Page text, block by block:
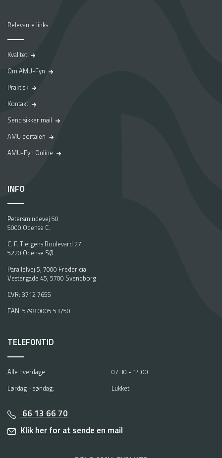
k
a
s
p
A
M
-
F
D
a
t
i
n
e
a
m
u
s
e
n
s
t
d
e
n
Relevante links
Kvalitet
Om AMU-Fyn
Praktisk
Kontakt
Send sikker mail
AMU portalen
AMU-Fyn Online
INFO
Petersmindevej 50
5000 Odense C.
C. F. Tietgens Boulevard 27
5220 Odense SØ.
Parallelvej 5, 7000 Fredericia
Vestergade 45, 5700 Svendborg
CVR: 3712 7655
EAN: 5798 0005 53750
TELEFONTID
Alle hverdage
07.30 - 14.00
Lørdag - søndag:
Lukket
66 13 66 70
Klik her for at sende en mail